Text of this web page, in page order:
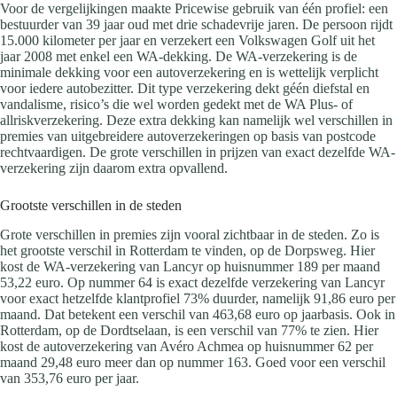
Voor de vergelijkingen maakte Pricewise gebruik van één profiel: een
bestuurder van 39 jaar oud met drie schadevrije jaren. De persoon rijdt
15.000 kilometer per jaar en verzekert een Volkswagen Golf uit het
jaar 2008 met enkel een WA-dekking. De WA-verzekering is de
minimale dekking voor een autoverzekering en is wettelijk verplicht
voor iedere autobezitter. Dit type verzekering dekt géén diefstal en
vandalisme, risico’s die wel worden gedekt met de WA Plus- of
allriskverzekering. Deze extra dekking kan namelijk wel verschillen in
premies van uitgebreidere autoverzekeringen op basis van postcode
rechtvaardigen. De grote verschillen in prijzen van exact dezelfde WA-
verzekering zijn daarom extra opvallend.
Grootste verschillen in de steden
Grote verschillen in premies zijn vooral zichtbaar in de steden. Zo is
het grootste verschil in Rotterdam te vinden, op de Dorpsweg. Hier
kost de WA-verzekering van Lancyr op huisnummer 189 per maand
53,22 euro. Op nummer 64 is exact dezelfde verzekering van Lancyr
voor exact hetzelfde klantprofiel 73% duurder, namelijk 91,86 euro per
maand. Dat betekent een verschil van 463,68 euro op jaarbasis. Ook in
Rotterdam, op de Dordtselaan, is een verschil van 77% te zien. Hier
kost de autoverzekering van Avéro Achmea op huisnummer 62 per
maand 29,48 euro meer dan op nummer 163. Goed voor een verschil
van 353,76 euro per jaar.